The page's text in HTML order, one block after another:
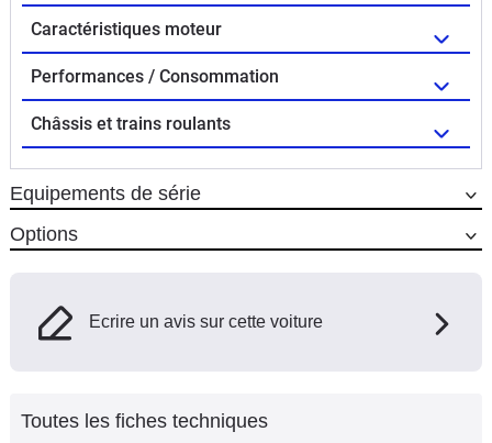
Caractéristiques moteur
Performances / Consommation
Châssis et trains roulants
Equipements de série
Options
Ecrire un avis sur cette voiture
Toutes les fiches techniques